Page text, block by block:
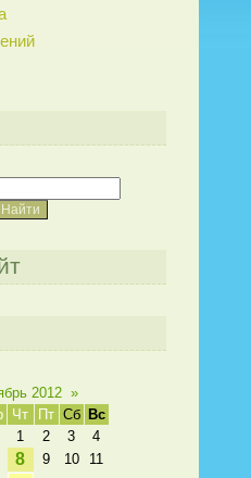
2012 »
Чт Пт Сб
Вс
1
2 3
4
8 9 10
11